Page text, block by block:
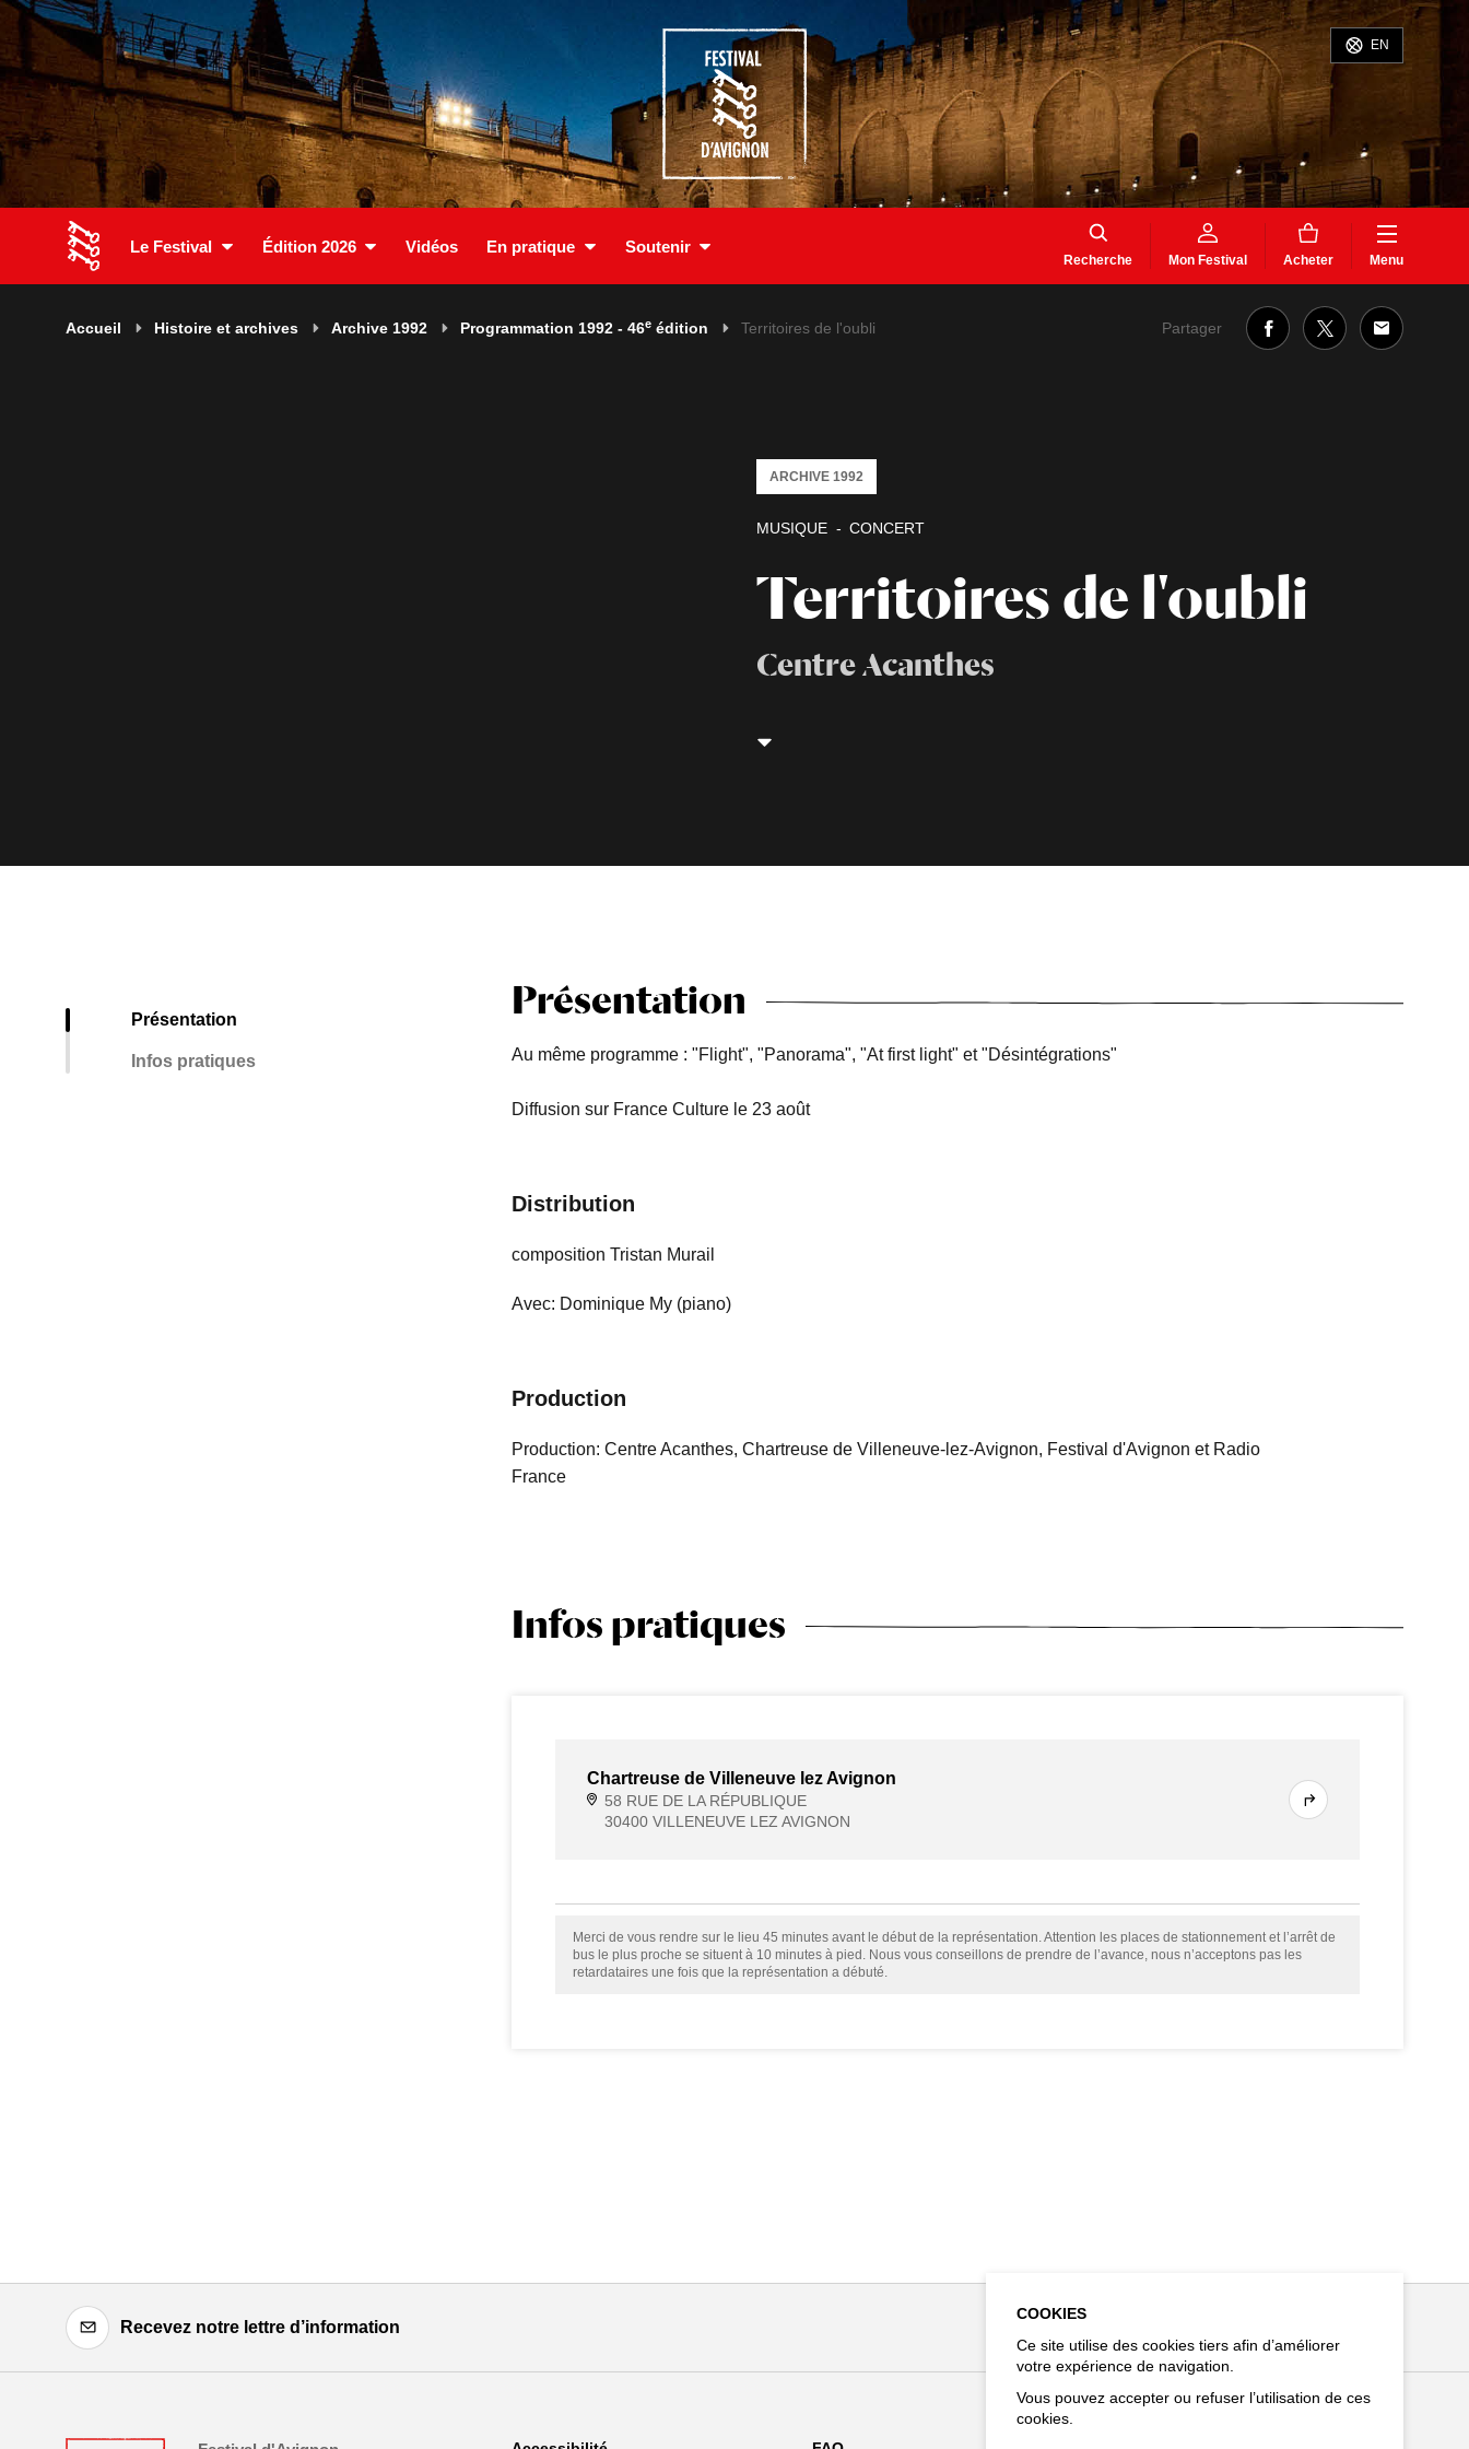
EN
Le Festival Édition 2026 Vidéos En pratique Soutenir
Recherche Mon Festival Acheter Menu
Accueil Histoire et archives Archive 1992 Programmation 1992 - 46e édition Territoires de l'oubli Partager
Territoires de l'oubli
Centre Acanthes
MUSIQUE CONCERT
ARCHIVE 1992
Présentation
Infos pratiques
Présentation
Au même programme : "Flight", "Panorama", "At first light" et "Désintégrations"
Diffusion sur France Culture le 23 août
Distribution
composition Tristan Murail
Avec: Dominique My (piano)
Production
Production: Centre Acanthes, Chartreuse de Villeneuve-lez-Avignon, Festival d'Avignon et Radio
France
Infos pratiques
Chartreuse de Villeneuve lez Avignon
58 RUE DE LA RÉPUBLIQUE
30400 VILLENEUVE LEZ AVIGNON
Merci de vous rendre sur le lieu 45 minutes avant le début de la représentation. Attention les places de stationnement et l’arrêt de
bus le plus proche se situent à 10 minutes à pied. Nous vous conseillons de prendre de l’avance, nous n’acceptons pas les
retardataires une fois que la représentation a débuté.
Recevez notre lettre d’information
COOKIES
Ce site utilise des cookies tiers afin d’améliorer
votre expérience de navigation.
Vous pouvez accepter ou refuser l’utilisation de ces
cookies.